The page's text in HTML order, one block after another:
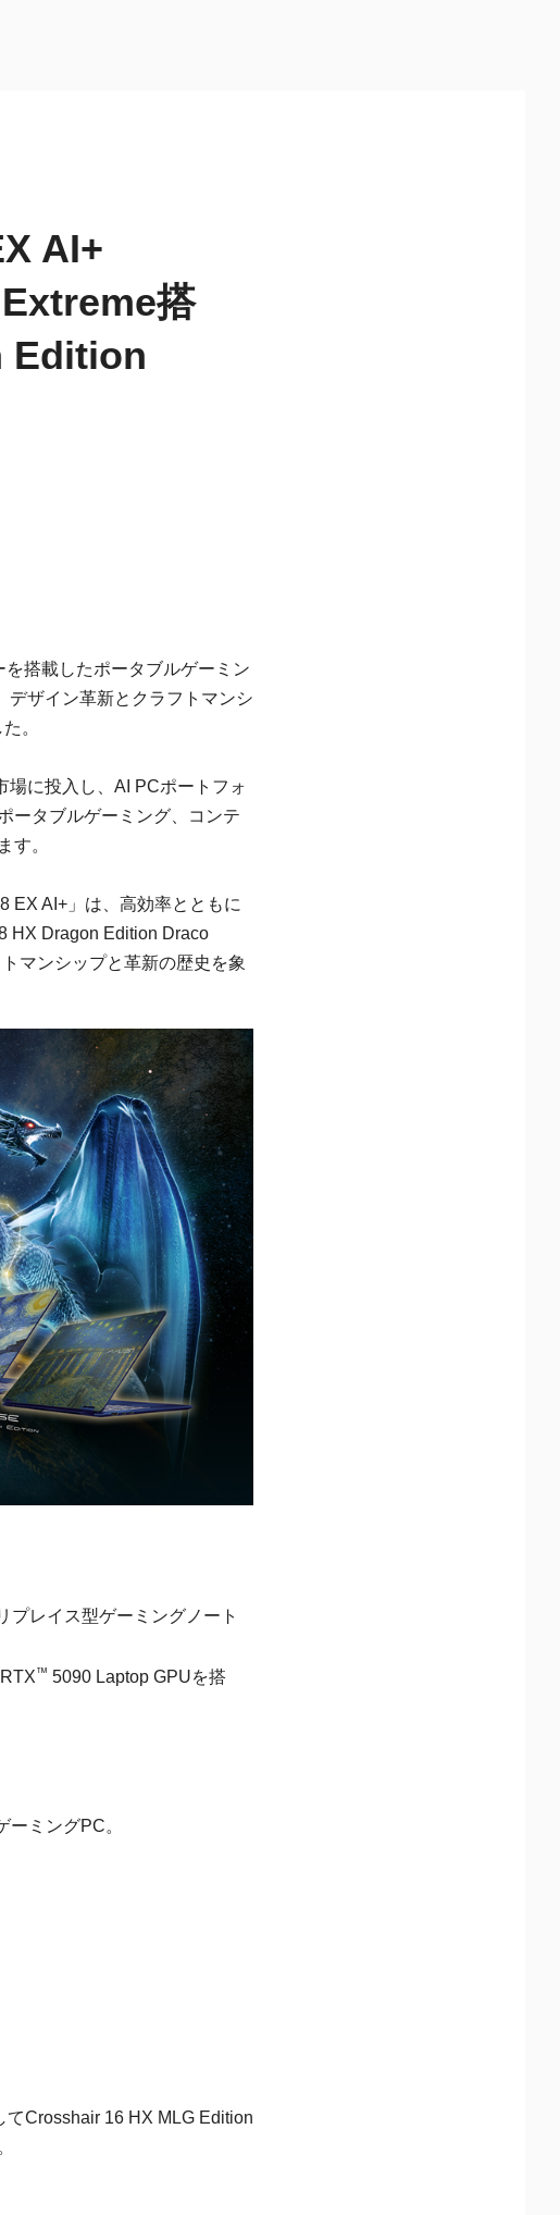
AI+
搭
Edition
搭載したポータブルゲーミン
デザイン革新とクラフトマンシ
。
場に投入し、AI PCポートフォ
ータブルゲーミング、コンテ
す。
EX AI+」は、高効率とともに
HX Dragon Edition Draco
マンシップと革新の歴史を象
プレイス型ゲーミングノート
™ 5090 Laptop GPUを搭
ミングPC。
Crosshair 16 HX MLG Edition